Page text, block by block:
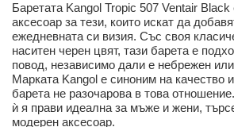
Баретата Kangol Tropic 507 Ventair
аксесоар за тези, които искат да
ежедневната си визия. Със своя
наситен черен цвят, тази барета е
повод, независимо дали е небрежен
Марката Kangol е синоним на качество
барета не разочарова в това
ѝ я прави идеална за мъже и жени,
модерен аксесоар.